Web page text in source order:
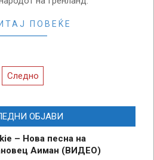
ПОВЕЌЕ
Следно
ОБЈАВИ
– Нова песна на
Аиман (ВИДЕО)